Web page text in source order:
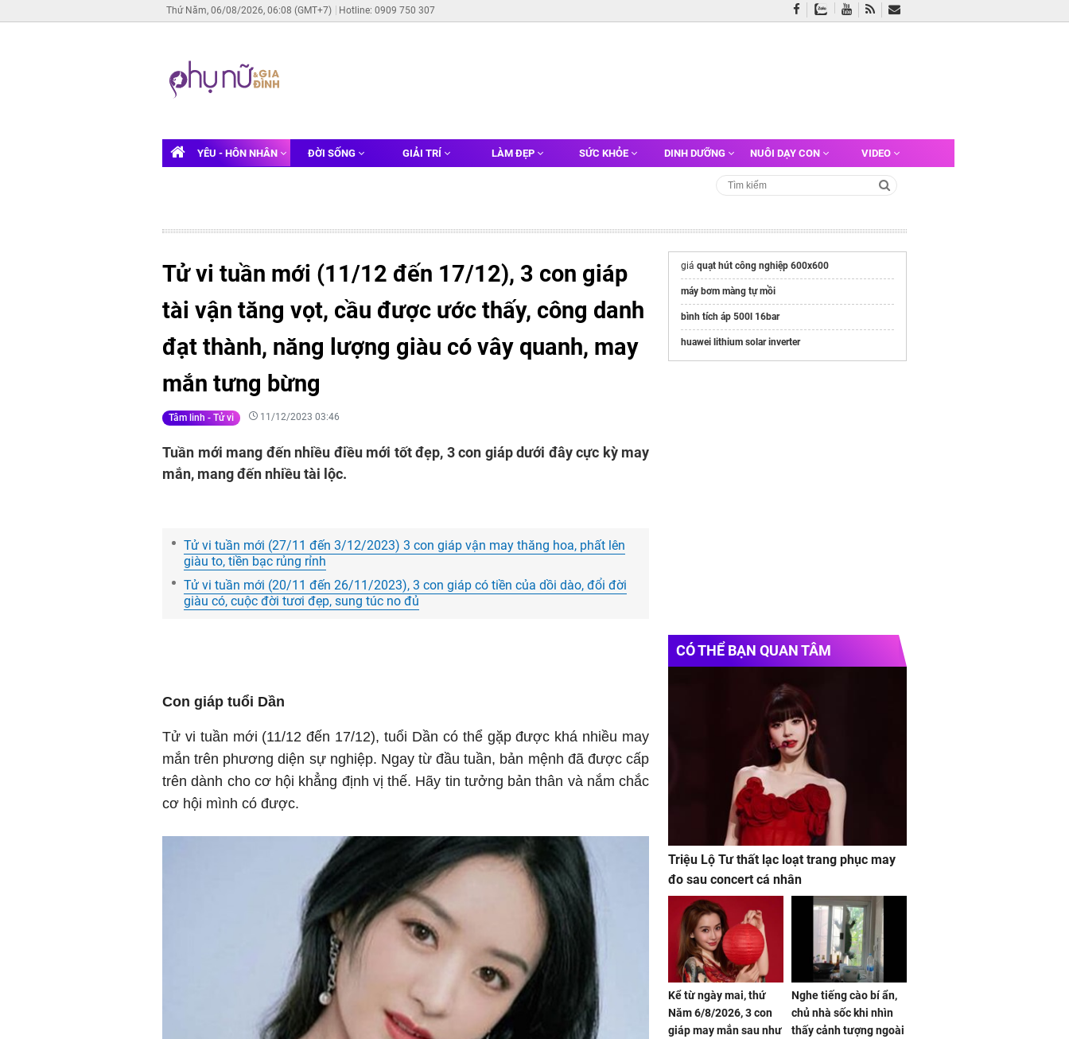
Thứ Năm, 06/08/2026, 06:08 (GMT+7) Hotline: 0909 750 307
YÊU - HÔN NHÂN ĐỜI SỐNG GIẢI TRÍ LÀM ĐẸP SỨC KHỎE DINH DƯỠNG NUÔI DẠY CON VIDEO
Tử vi tuần mới (11/12 đến 17/12), 3 con giáp
tài vận tăng vọt, cầu được ước thấy, công danh
đạt thành, năng lượng giàu có vây quanh, may
mắn tưng bừng
Tâm linh - Tử vi 11/12/2023 03:46
Tuần mới mang đến nhiều điều mới tốt đẹp, 3 con giáp dưới đây cực kỳ may
mắn, mang đến nhiều tài lộc.
Tử vi tuần mới (27/11 đến 3/12/2023) 3 con giáp vận may thăng hoa, phất lên
giàu to, tiền bạc rủng rỉnh
Tử vi tuần mới (20/11 đến 26/11/2023), 3 con giáp có tiền của dồi dào, đổi đời
giàu có, cuộc đời tươi đẹp, sung túc no đủ
Con giáp tuổi Dần
Tử vi tuần mới (11/12 đến 17/12), tuổi Dần có thể gặp được khá nhiều may
mắn trên phương diện sự nghiệp. Ngay từ đầu tuần, bản mệnh đã được cấp
trên dành cho cơ hội khẳng định vị thế. Hãy tin tưởng bản thân và nắm chắc
cơ hội mình có được.
giá quạt hút công nghiệp 600x600
máy bơm màng tự mồi
bình tích áp 500l 16bar
huawei lithium solar inverter
CÓ THỂ BẠN QUAN TÂM
Triệu Lộ Tư thất lạc loạt trang phục may
đo sau concert cá nhân
Kể từ ngày mai, thứ
Năm 6/8/2026, 3 con
giáp may mắn sau như
Nghe tiếng cào bí ẩn,
chủ nhà sốc khi nhìn
thấy cảnh tượng ngoài